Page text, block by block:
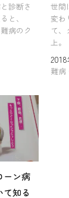
診断さ
と、
病のク
世間
変わ
て、
上
難病
ーン病
知る